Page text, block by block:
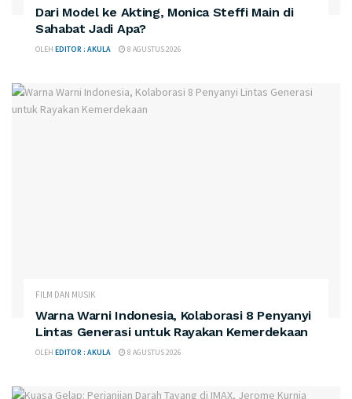
Dari Model ke Akting, Monica Steffi Main di
Sahabat Jadi Apa?
OLEH EDITOR : AKULA 8 AGUSTUS 2026
FILM DAN MUSIK
Warna Warni Indonesia, Kolaborasi 8 Penyanyi
Lintas Generasi untuk Rayakan Kemerdekaan
OLEH EDITOR : AKULA 8 AGUSTUS 2026